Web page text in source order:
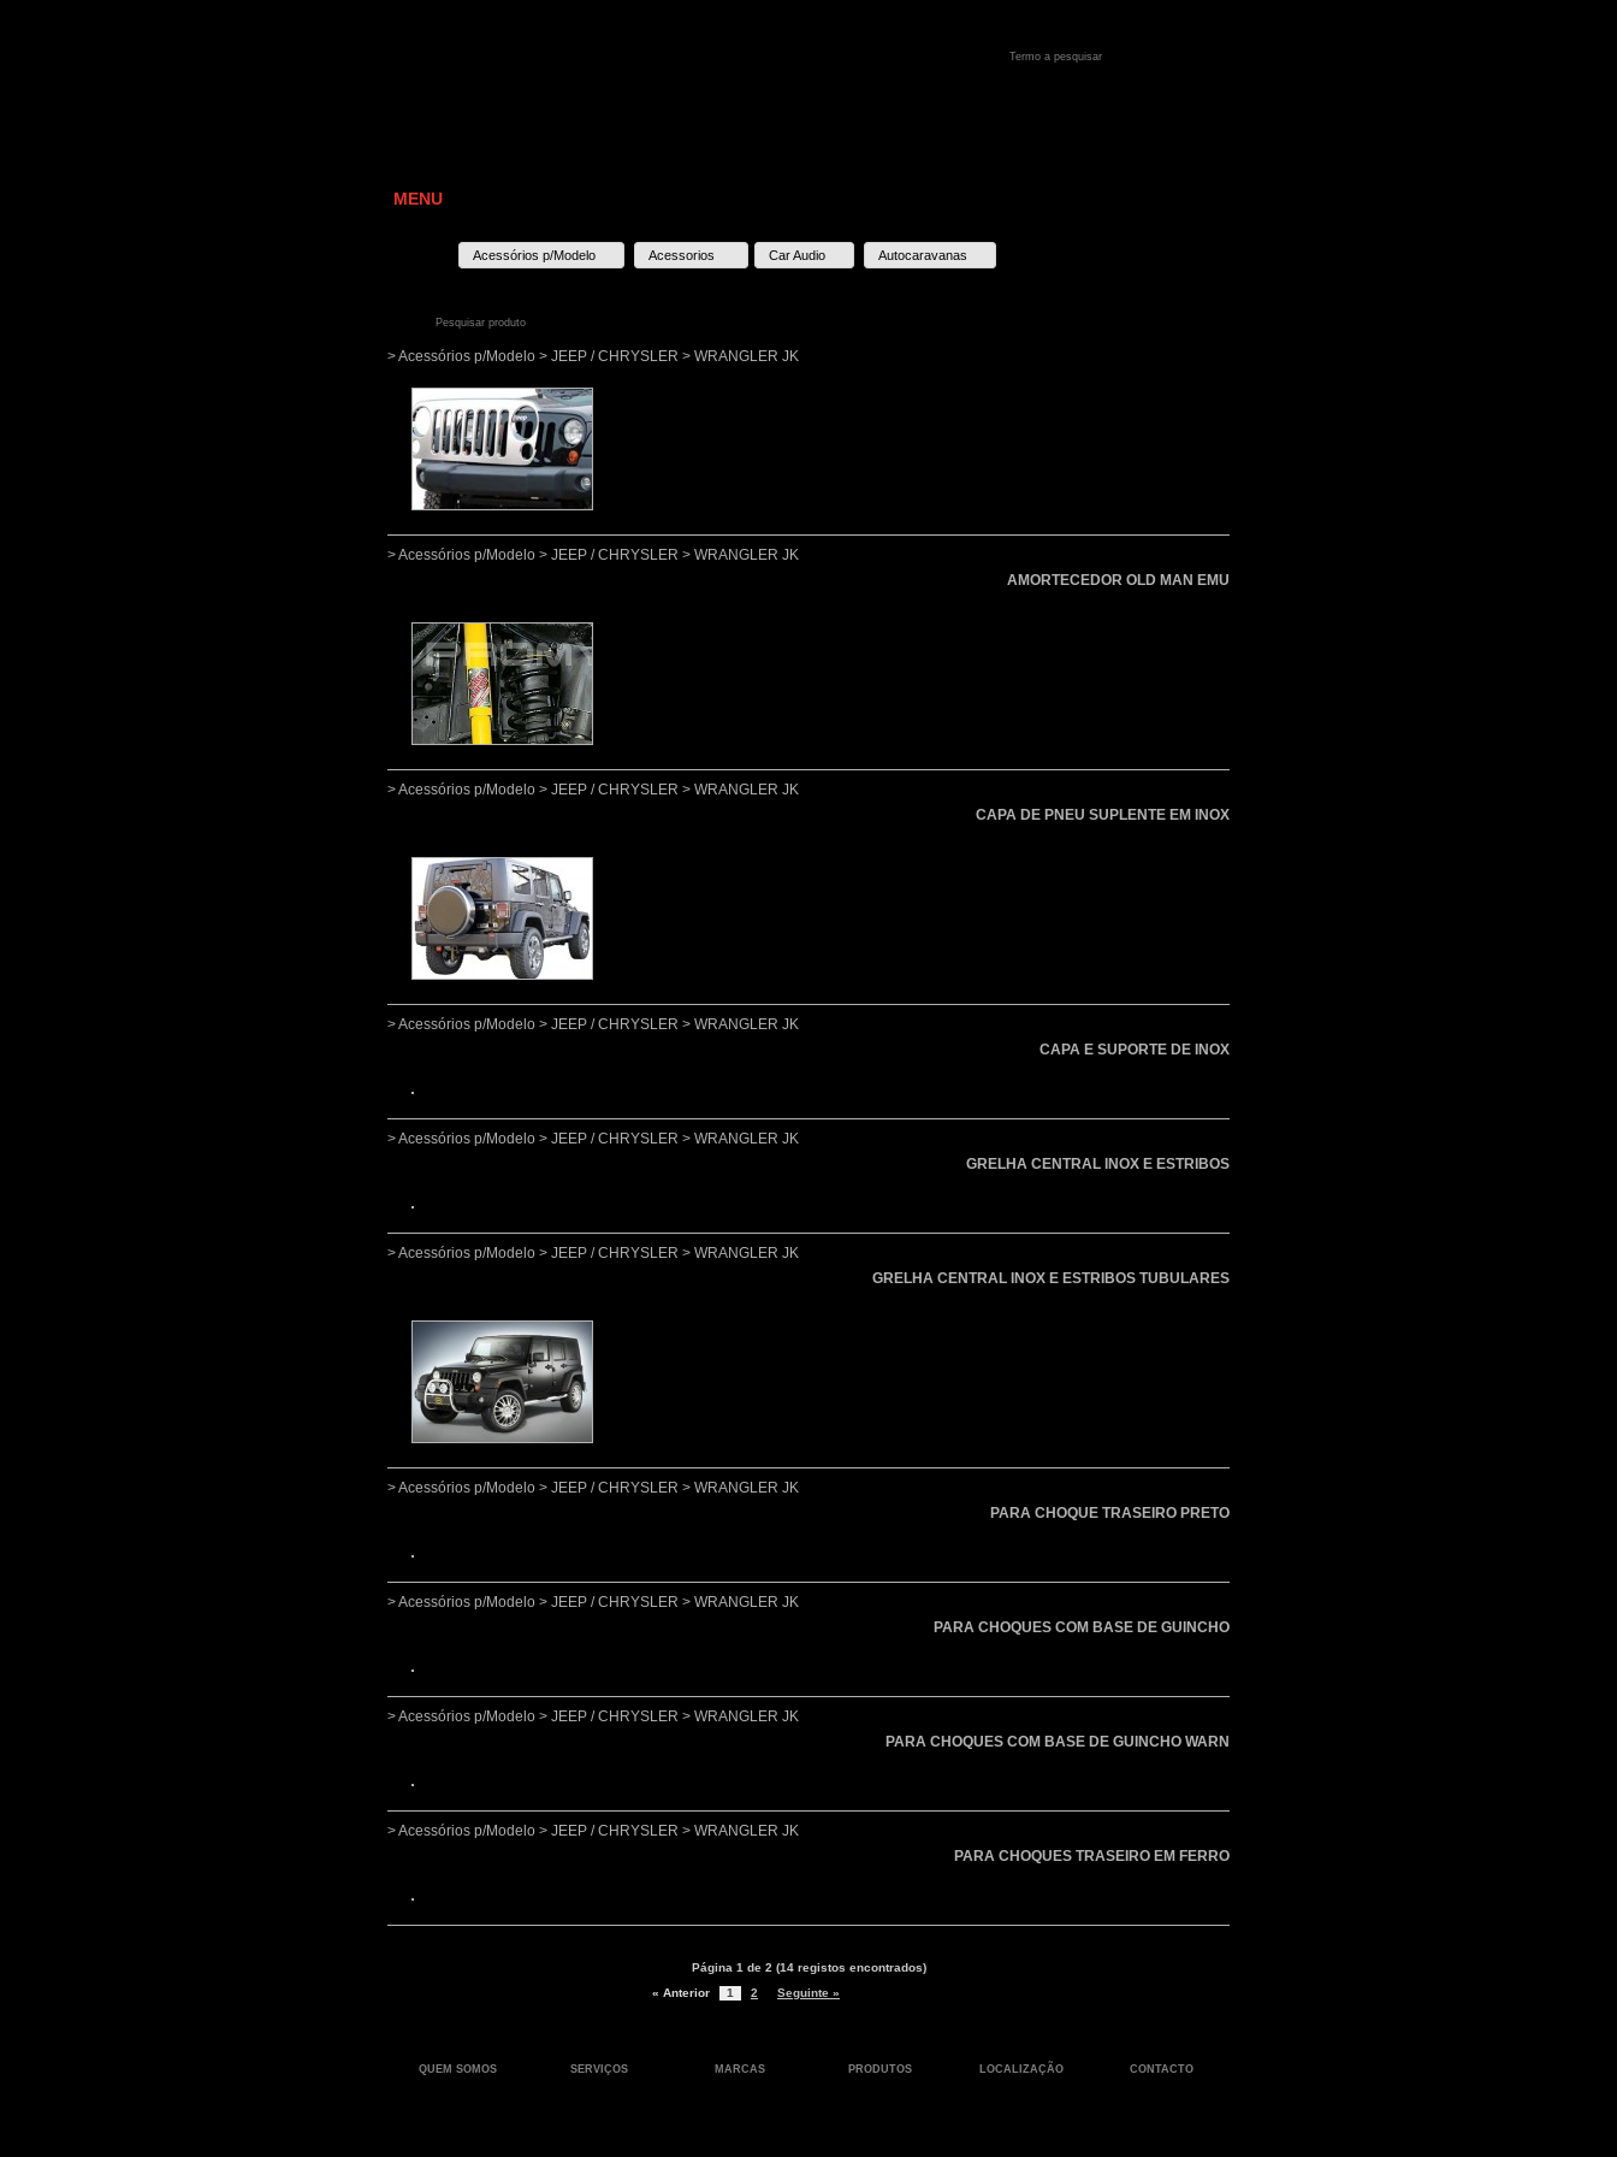
MENU
Acessórios p/Modelo Acessorios Car Audio Autocaravanas
> Acessórios p/Modelo > JEEP / CHRYSLER > WRANGLER JK
> Acessórios p/Modelo > JEEP / CHRYSLER > WRANGLER JK
AMORTECEDOR OLD MAN EMU
> Acessórios p/Modelo > JEEP / CHRYSLER > WRANGLER JK
CAPA DE PNEU SUPLENTE EM INOX
> Acessórios p/Modelo > JEEP / CHRYSLER > WRANGLER JK
CAPA E SUPORTE DE INOX
> Acessórios p/Modelo > JEEP / CHRYSLER > WRANGLER JK
GRELHA CENTRAL INOX E ESTRIBOS
> Acessórios p/Modelo > JEEP / CHRYSLER > WRANGLER JK
GRELHA CENTRAL INOX E ESTRIBOS TUBULARES
> Acessórios p/Modelo > JEEP / CHRYSLER > WRANGLER JK
PARA CHOQUE TRASEIRO PRETO
> Acessórios p/Modelo > JEEP / CHRYSLER > WRANGLER JK
PARA CHOQUES COM BASE DE GUINCHO
> Acessórios p/Modelo > JEEP / CHRYSLER > WRANGLER JK
PARA CHOQUES COM BASE DE GUINCHO WARN
> Acessórios p/Modelo > JEEP / CHRYSLER > WRANGLER JK
PARA CHOQUES TRASEIRO EM FERRO
Página 1 de 2 (14 registos encontrados)
« Anterior
1 2 Seguinte »
QUEM SOMOS SERVIÇOS MARCAS PRODUTOS LOCALIZAÇÃO CONTACTO